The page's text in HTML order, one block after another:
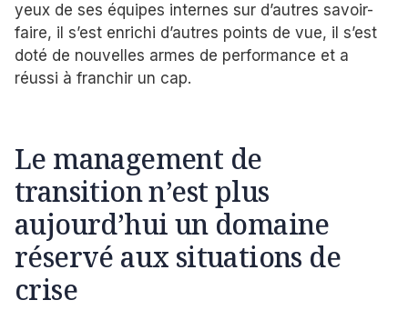
yeux de ses équipes internes sur d’autres savoir-
faire, il s’est enrichi d’autres points de vue, il s’est
doté de nouvelles armes de performance et a
réussi à franchir un cap.
Le management de
transition n’est plus
aujourd’hui un domaine
réservé aux situations de
crise